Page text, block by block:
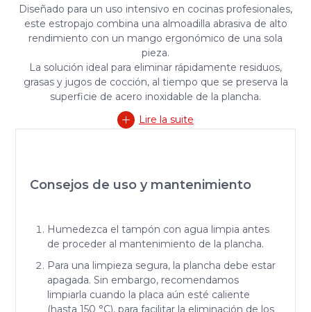
Diseñado para un uso intensivo en cocinas profesionales,
este estropajo combina una almoadilla abrasiva de alto
rendimiento con un mango ergonómico de una sola
pieza.
La solución ideal para eliminar rápidamente residuos,
grasas y jugos de cocción, al tiempo que se preserva la
superficie de acero inoxidable de la plancha.
Lire la suite
Consejos de uso y mantenimiento
Humedezca el tampón con agua limpia antes
de proceder al mantenimiento de la plancha.
Para una limpieza segura, la plancha debe estar
apagada. Sin embargo, recomendamos
limpiarla cuando la placa aún esté caliente
(hasta 150 °C), para facilitar la eliminación de los